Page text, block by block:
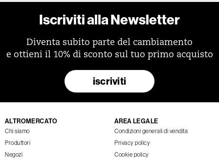
Iscriviti alla Newsletter
Diventa subito parte del cambiamento
e ottieni il 10% di sconto sul tuo primo acquisto
iscriviti
ALTROMERCATO
Chi siamo
Produttori
Negozi
AREA LEGALE
Condizioni generali di vendita
Privacy policy
Cookie policy